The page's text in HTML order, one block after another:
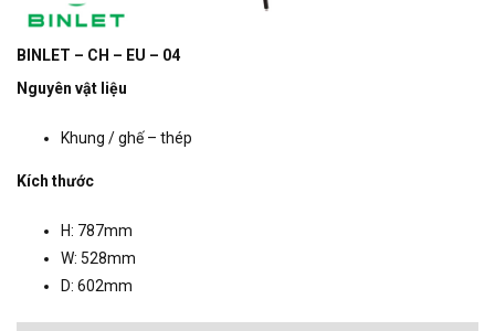
BINLET – CH – EU – 04
Nguyên vật liệu
Khung / ghế – thép
Kích thước
H: 787mm
W: 528mm
D: 602mm